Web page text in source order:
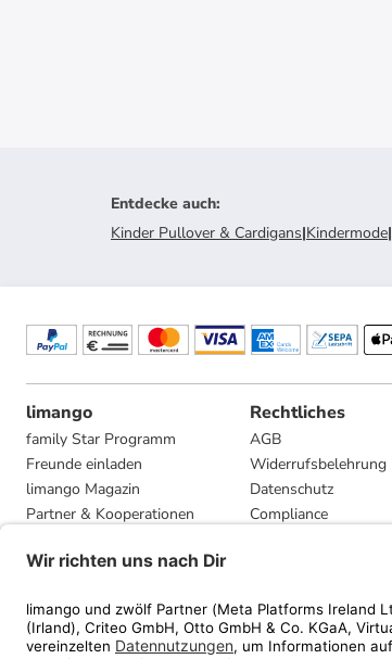
Entdecke auch:
Kinder Pullover & Cardigans|Kindermode|
limango
family Star Programm
Freunde einladen
limango Magazin
Partner & Kooperationen
Presse
Rechtliches
AGB
Widerrufsbelehrung
Datenschutz
Compliance